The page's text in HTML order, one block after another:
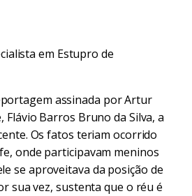
em Estupro de
assinada por Artur
Barros Bruno da Silva, a
Os fatos teriam ocorrido
onde participavam meninos
se aproveitava da posição de
sua vez, sustenta que o réu é